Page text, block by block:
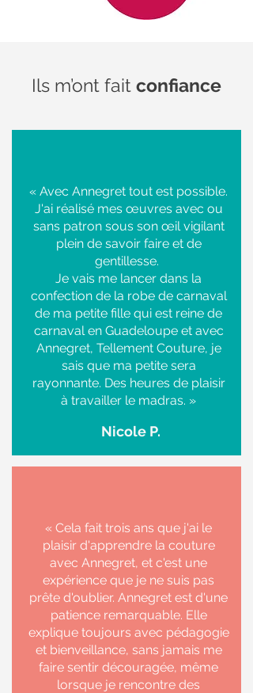
Ils m’ont fait confiance
« Avec Annegret tout est possible.
J'ai réalisé mes œuvres avec ou
sans patron sous son œil vigilant
plein de savoir faire et de
gentillesse.
Je vais me lancer dans la
confection de la robe de carnaval
de ma petite fille qui est reine de
carnaval en Guadeloupe et avec
Annegret, Tellement Couture, je
sais que ma petite sera
rayonnante. Des heures de plaisir
à travailler le madras. »
Nicole P.
« Cela fait trois ans que j'ai le
plaisir d'apprendre la couture
avec Annegret, et c'est une
expérience que je ne suis pas
prête d'oublier. Annegret est d'une
patience remarquable. Elle
explique toujours avec pédagogie
et bienveillance, sans jamais me
faire sentir découragée, même
lorsque je rencontre des